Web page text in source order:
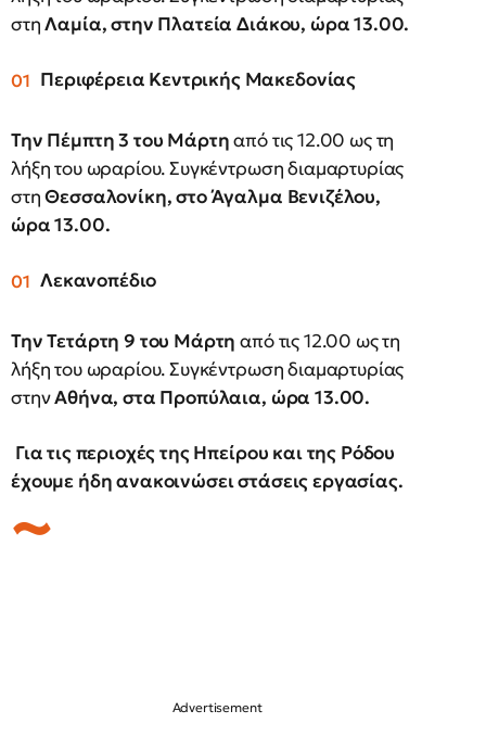
στηΛαμία, στην Πλατεία Διάκου, ώρα 13.00.
Περιφέρεια Κεντρικής Μακεδονίας
Την Πέμπτη 3 του Μάρτηαπό τις 12.00 ως τη
λήξη του ωραρίου. Συγκέντρωση διαμαρτυρίας
στηΘεσσαλονίκη, στο Άγαλμα Βενιζέλου,
ώρα 13.00.
Λεκανοπέδιο
Την Τετάρτη 9 του Μάρτη από τις 12.00 ως τη
λήξη του ωραρίου. Συγκέντρωση διαμαρτυρίας
στηνΑθήνα, στα Προπύλαια, ώρα 13.00.
Για τις περιοχές της Ηπείρου και της Ρόδου
έχουμε ήδη ανακοινώσει στάσεις εργασίας.